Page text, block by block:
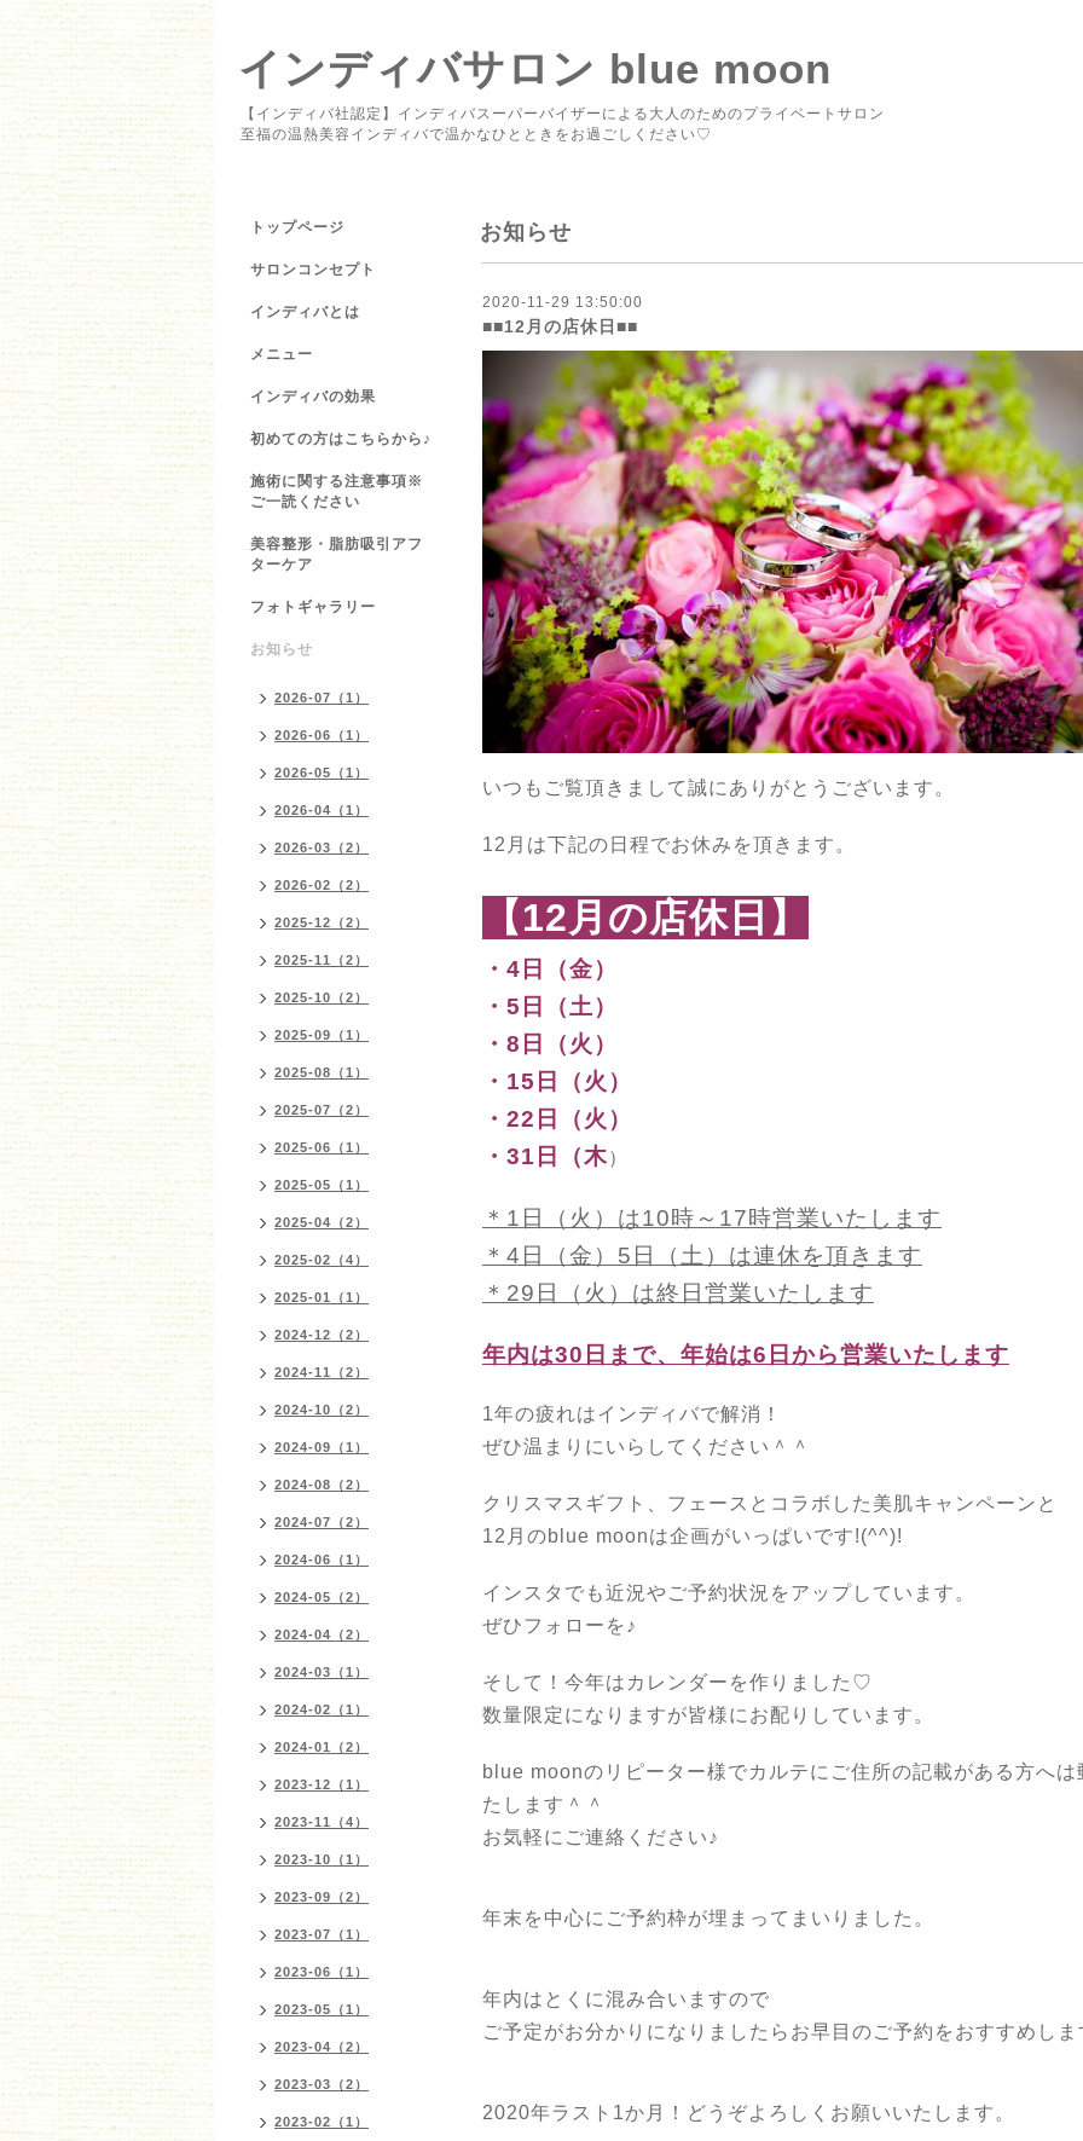
インディバサロン blue moon
【インディバ社認定】インディバスーパーバイザーによる大人のためのプライベートサロン
至福の温熱美容インディバで温かなひとときをお過ごしください♡
お知らせ
2020-11-29 13:50:00
■■12月の店休日■■
いつもご覧頂きまして誠にありがとうございます。
12月は下記の日程でお休みを頂きます。
【12月の店休日】
・4日（金）
・5日（土）
・8日（火）
・15日（火）
・22日（火）
・31日（木）
＊1日（火）は10時～17時営業いたします
＊4日（金）5日（土）は連休を頂きます
＊29日（火）は終日営業いたします
年内は30日まで、年始は6日から営業いたします
1年の疲れはインディバで解消！
ぜひ温まりにいらしてください＾＾
クリスマスギフト、フェースとコラボした美肌キャンペーンと
12月のblue moonは企画がいっぱいです!(^^)!
インスタでも近況やご予約状況をアップしています。
ぜひフォローを♪
そして！今年はカレンダーを作りました♡
数量限定になりますが皆様にお配りしています。
blue moonのリピーター様でカルテにご住所の記載がある方へは
たします＾＾
お気軽にご連絡ください♪
年末を中心にご予約枠が埋まってまいりました。
年内はとくに混み合いますので
ご予定がお分かりになりましたらお早目のご予約をおすすめしま
2020年ラスト1か月！どうぞよろしくお願いいたします。
トップページ
サロンコンセプト
インディバとは
メニュー
インディバの効果
初めての方はこちらから♪
施術に関する注意事項※
ご一読ください
美容整形・脂肪吸引アフ
ターケア
フォトギャラリー
お知らせ
2026-07（1）
2026-06（1）
2026-05（1）
2026-04（1）
2026-03（2）
2026-02（2）
2025-12（2）
2025-11（2）
2025-10（2）
2025-09（1）
2025-08（1）
2025-07（2）
2025-06（1）
2025-05（1）
2025-04（2）
2025-02（4）
2025-01（1）
2024-12（2）
2024-11（2）
2024-10（2）
2024-09（1）
2024-08（2）
2024-07（2）
2024-06（1）
2024-05（2）
2024-04（2）
2024-03（1）
2024-02（1）
2024-01（2）
2023-12（1）
2023-11（4）
2023-10（1）
2023-09（2）
2023-07（1）
2023-06（1）
2023-05（1）
2023-04（2）
2023-03（2）
2023-02（1）